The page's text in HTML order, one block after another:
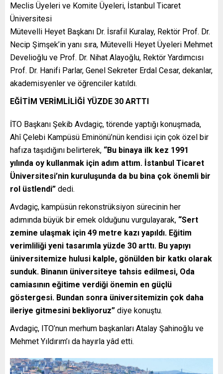
Meclis Üyeleri ve Komite Üyeleri, İstanbul Ticaret
Üniversitesi
Mütevelli Heyet Başkanı Dr. İsrafil Kuralay, Rektör Prof. Dr.
Necip Şimşek’in yanı sıra, Mütevelli Heyet Üyeleri Mehmet
Develioğlu ve Prof. Dr. Nihat Alayoğlu, Rektör Yardımcısı
Prof. Dr. Hanifi Parlar, Genel Sekreter Erdal Cesar, dekanlar,
akademisyenler ve öğrenciler katıldı.
EĞİTİM VERİMLİLİĞİ YÜZDE 30 ARTTI
İTO Başkanı Şekib Avdagiç, törende yaptığı konuşmada,
Ahî Çelebi Kampüsü Eminönü’nün kendisi için çok özel bir
hafıza taşıdığını belirterek, “Bu binaya ilk kez 1991
yılında oy kullanmak için adım attım. İstanbul Ticaret
Üniversitesi’nin kuruluşunda da bu bina çok önemli bir
rol üstlendi” dedi.
Avdagiç, kampüsün rekonstrüksiyon sürecinin her
adımında büyük bir emek olduğunu vurgulayarak, “Sert
zemine ulaşmak için 49 metre kazı yapıldı. Eğitim
verimliliği yeni tasarımla yüzde 30 arttı. Bu yapıyı
üniversitemize hulusi kalple, gönülden bir katkı olarak
sunduk. Binanın üniversiteye tahsis edilmesi, Oda
camiasının eğitime verdiği önemin en güçlü
göstergesi. Bundan sonra üniversitemizin çok daha
ileriye gitmesini bekliyoruz” diye konuştu.
Avdagiç, ITO’nun merhum başkanları Atalay Şahinoğlu ve
Mehmet Yıldırım’ı da hayırla yâd etti.